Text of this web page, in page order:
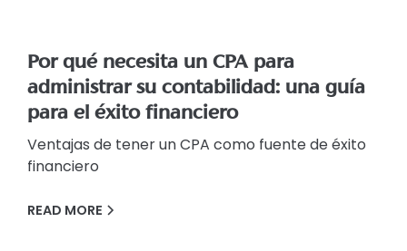
Por qué necesita un CPA para
administrar su contabilidad: una guía
para el éxito financiero
Ventajas de tener un CPA como fuente de éxito
financiero
READ MORE